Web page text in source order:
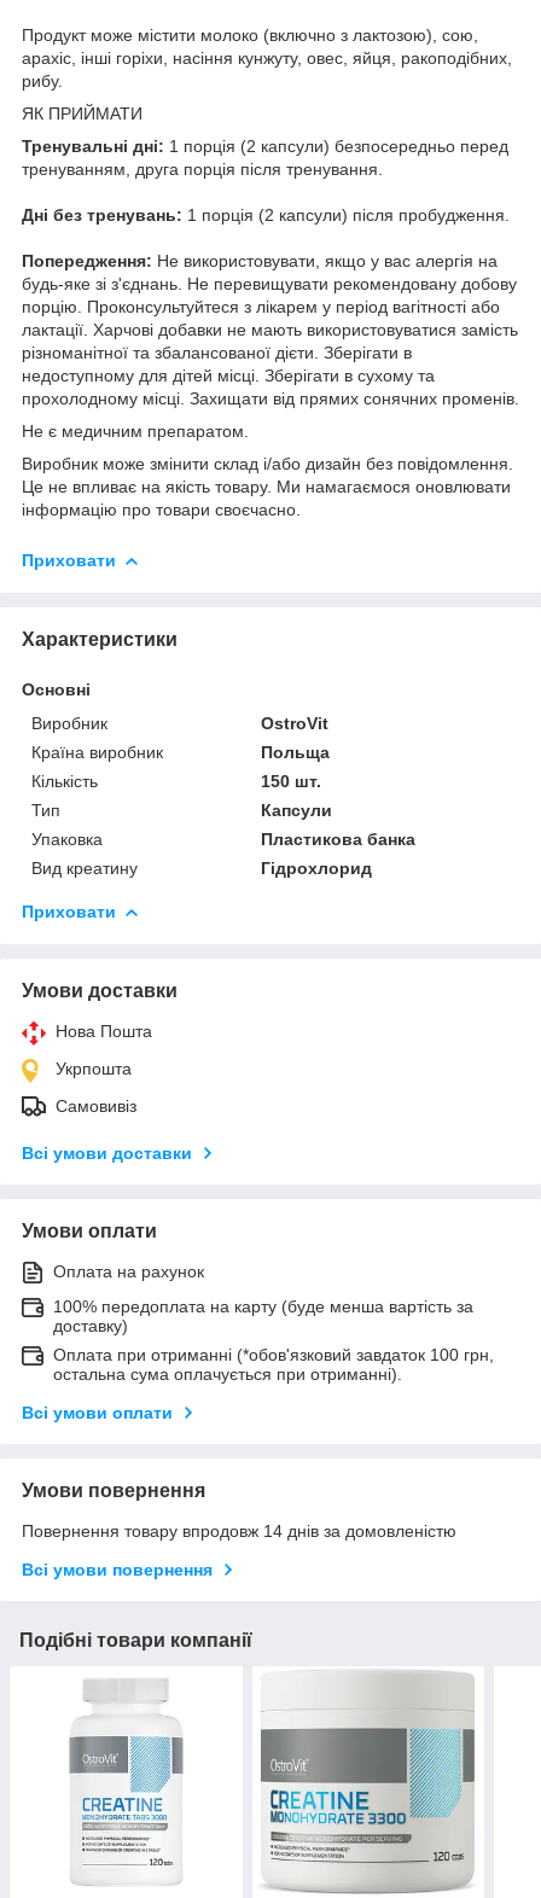
Продукт може містити молоко (включно з лактозою), сою,
арахіс, інші горіхи, насіння кунжуту, овес, яйця, ракоподібних,
рибу.
ЯК ПРИЙМАТИ
Тренувальні дні: 1 порція (2 капсули) безпосередньо перед
тренуванням, друга порція після тренування.
Дні без тренувань: 1 порція (2 капсули) після пробудження.
Попередження: Не використовувати, якщо у вас алергія на
будь-яке зі з'єднань. Не перевищувати рекомендовану добову
порцію. Проконсультуйтеся з лікарем у період вагітності або
лактації. Харчові добавки не мають використовуватися замість
різноманітної та збалансованої дієти. Зберігати в
недоступному для дітей місці. Зберігати в сухому та
прохолодному місці. Захищати від прямих сонячних променів.
Не є медичним препаратом.
Виробник може змінити склад і/або дизайн без повідомлення.
Це не впливає на якість товару. Ми намагаємося оновлювати
інформацію про товари своєчасно.
Приховати
Характеристики
Основні
Виробник
OstroVit
Країна виробник
Польща
Кількість
150 шт.
Тип
Капсули
Упаковка
Пластикова банка
Вид креатину
Гідрохлорид
Приховати
Умови доставки
Нова Пошта
Укрпошта
Самовивіз
Всі умови доставки
Умови оплати
Оплата на рахунок
100% передоплата на карту (буде менша вартість за
доставку)
Оплата при отриманні (*обов'язковий завдаток 100 грн,
остальна сума оплачується при отриманні).
Всі умови оплати
Умови повернення
Повернення товару впродовж 14 днів за домовленістю
Всі умови повернення
Подібні товари компанії